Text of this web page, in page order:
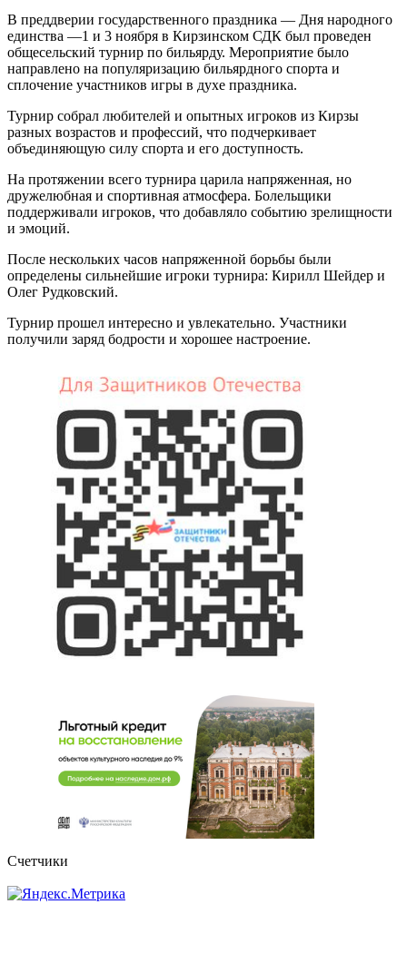
В преддверии государственного праздника — Дня народного
единства —1 и 3 ноября в Кирзинском СДК был проведен
общесельский турнир по бильярду. Мероприятие было
направлено на популяризацию бильярдного спорта и
сплочение участников игры в духе праздника.
Турнир собрал любителей и опытных игроков из Кирзы
разных возрастов и профессий, что подчеркивает
объединяющую силу спорта и его доступность.
На протяжении всего турнира царила напряженная, но
дружелюбная и спортивная атмосфера. Болельщики
поддерживали игроков, что добавляло событию зрелищности
и эмоций.
После нескольких часов напряженной борьбы были
определены сильнейшие игроки турнира: Кирилл Шейдер и
Олег Рудковский.
Турнир прошел интересно и увлекательно. Участники
получили заряд бодрости и хорошее настроение.
Счетчики